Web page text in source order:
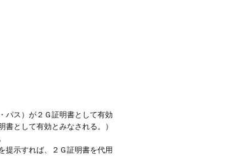
パス）が２Ｇ証明書として有効
として有効とみなされる。）
提示すれば、２Ｇ証明書を代用